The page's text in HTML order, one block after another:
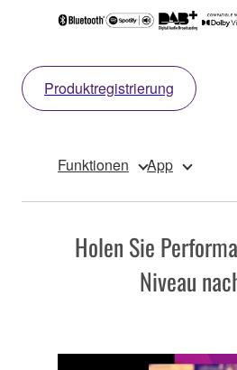
Produktregistrierung
Funktionen App